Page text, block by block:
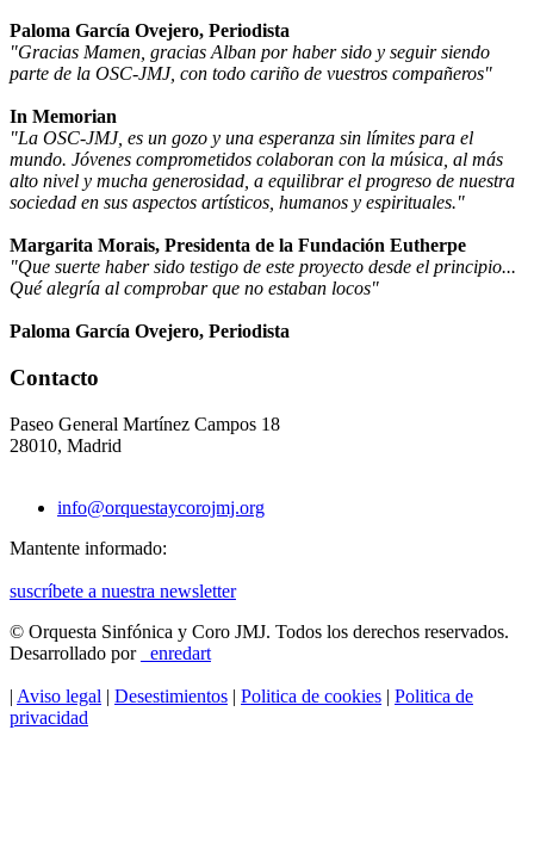
Paloma García Ovejero, Periodista
"Gracias Mamen, gracias Alban por haber sido y seguir siendo
parte de la OSC-JMJ, con todo cariño de vuestros compañeros"
In Memorian
"La OSC-JMJ, es un gozo y una esperanza sin límites para el
mundo. Jóvenes comprometidos colaboran con la música, al más
alto nivel y mucha generosidad, a equilibrar el progreso de nuestra
sociedad en sus aspectos artísticos, humanos y espirituales."
Margarita Morais, Presidenta de la Fundación Eutherpe
"Que suerte haber sido testigo de este proyecto desde el principio...
Qué alegría al comprobar que no estaban locos"
Paloma García Ovejero, Periodista
Contacto
Paseo General Martínez Campos 18
28010, Madrid
info@orquestaycorojmj.org
Mantente informado:
suscríbete a nuestra newsletter
© Orquesta Sinfónica y Coro JMJ. Todos los derechos reservados.
Desarrollado por
_enredart
| Aviso legal | Desestimientos | Politica de cookies | Politica de
privacidad